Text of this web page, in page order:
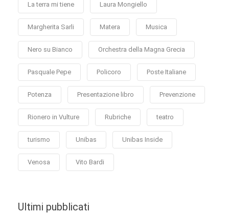
La terra mi tiene Laura Mongiello
Margherita Sarli Matera Musica
Nero su Bianco Orchestra della Magna Grecia
Pasquale Pepe Policoro Poste Italiane
Potenza Presentazione libro Prevenzione
Rionero in Vulture Rubriche teatro
turismo Unibas Unibas Inside
Venosa Vito Bardi
Ultimi pubblicati